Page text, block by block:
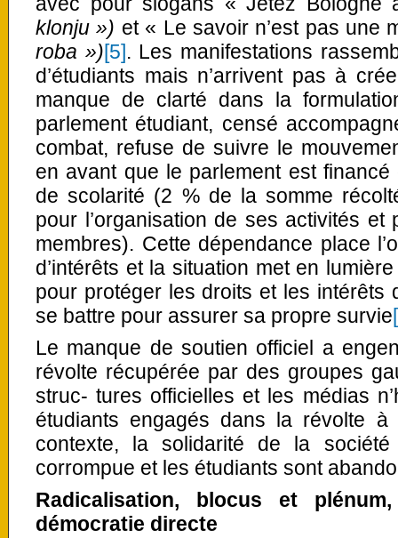
klonju ») et « Le savoir n’est pas une
roba »)[5]. Les manifestations
d’étudiants mais n’arrivent pas à
manque de clarté dans la
parlement étudiant, censé
combat, refuse de suivre le
en avant que le parlement est
de scolarité (2 % de la somme
pour l’organisation de ses activités
membres). Cette dépendance place
d’intérêts et la situation met en
pour protéger les droits et les intérêts
se battre pour assurer sa propre survie
Le manque de soutien officiel a
révolte récupérée par des groupes
struc- tures officielles et les médias
étudiants engagés dans la révolte
contexte, la solidarité de la
corrompue et les étudiants sont
Radicalisation, blocus et
démocratie directe